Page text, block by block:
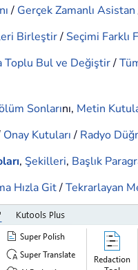
/ Gerçek Zamanlı Asistan
Birleştir/ Seçimi Farklı
Toplu Bul ve Değiştir/
Sonlarını, Metin
Onay Kutuları/ Radyo
, Şekilleri, Başlık
Hızla Git/Tekrarlayan